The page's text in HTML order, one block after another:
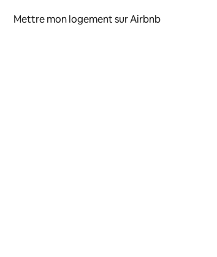
Mettre mon logement sur Airbnb